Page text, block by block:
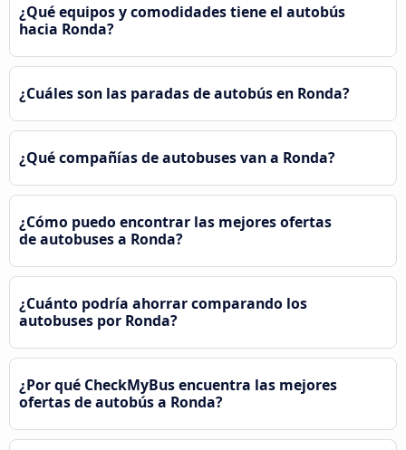
¿Qué equipos y comodidades tiene el autobús
hacia Ronda?
¿Cuáles son las paradas de autobús en Ronda?
¿Qué compañías de autobuses van a Ronda?
¿Cómo puedo encontrar las mejores ofertas
de autobuses a Ronda?
¿Cuánto podría ahorrar comparando los
autobuses por Ronda?
¿Por qué CheckMyBus encuentra las mejores
ofertas de autobús a Ronda?